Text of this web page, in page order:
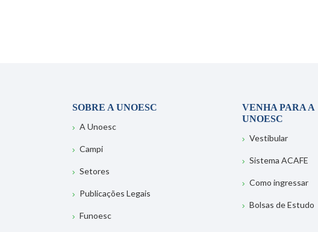
SOBRE A UNOESC
A Unoesc
Campi
Setores
Publicações Legais
Funoesc
VENHA PARA A
UNOESC
Vestibular
Sistema ACAFE
Como ingressar
Bolsas de Estudo